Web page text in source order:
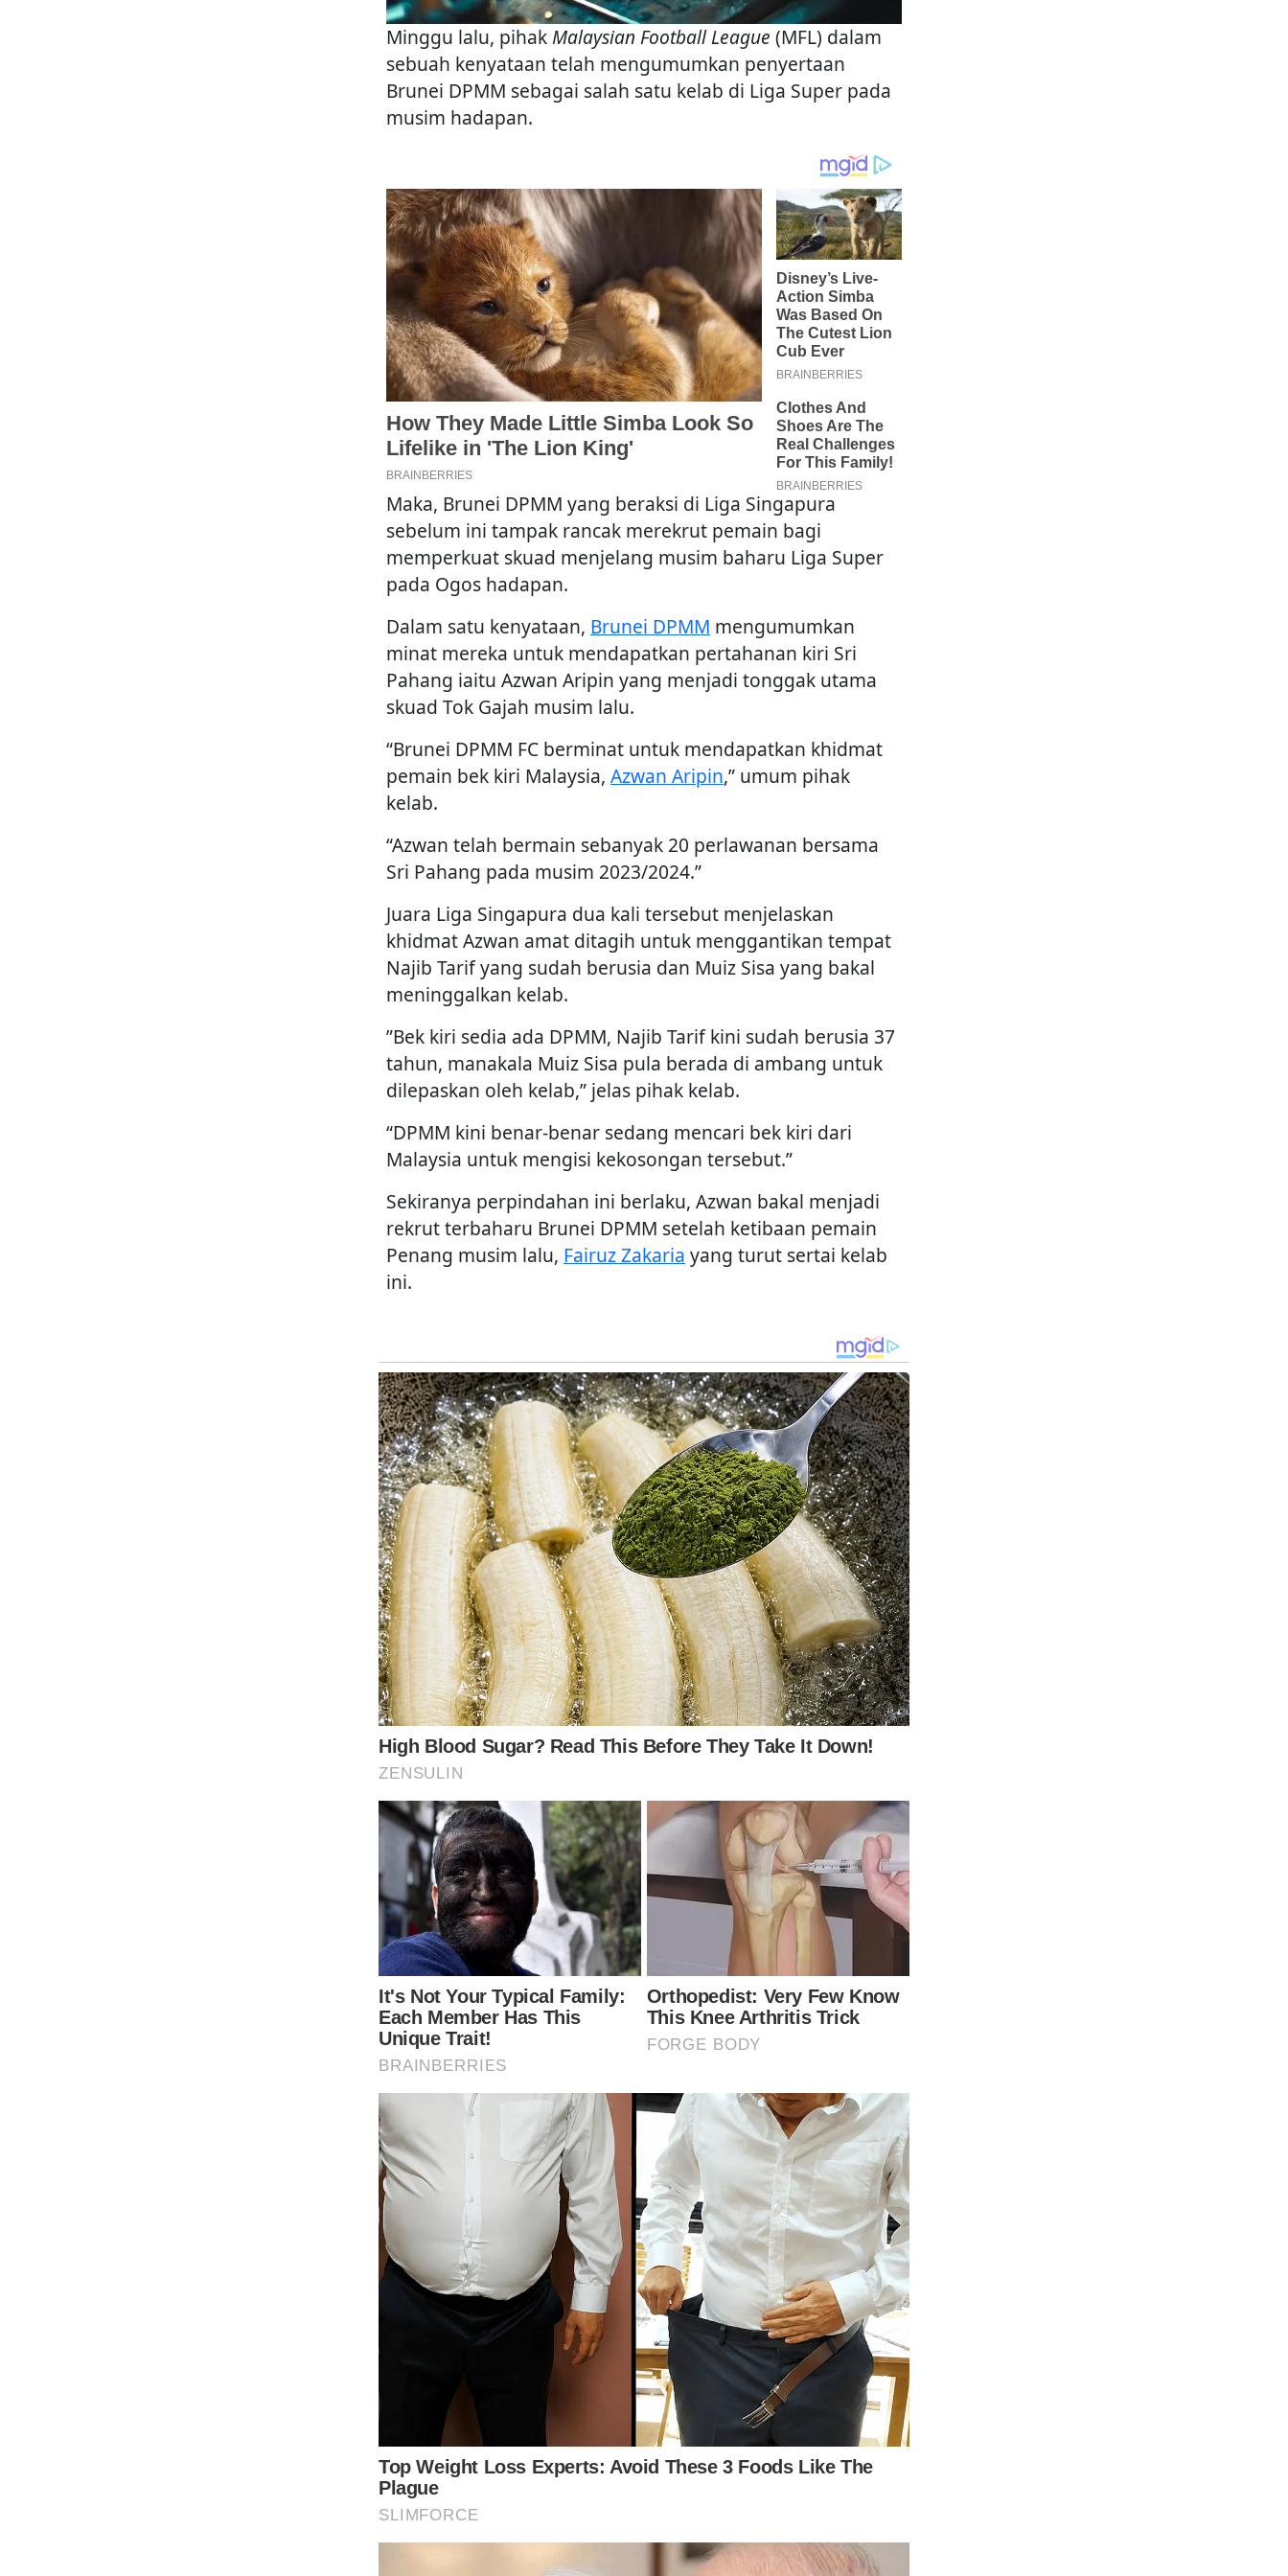
Minggu lalu, pihakMalaysian Football League (MFL) dalam
sebuah kenyataan telah mengumumkan penyertaan
Brunei DPMM sebagai salah satu kelab di Liga Super pada
musim hadapan.
Maka, Brunei DPMM yang beraksi di Liga Singapura
sebelum ini tampak rancak merekrut pemain bagi
memperkuat skuad menjelang musim baharu Liga Super
pada Ogos hadapan.
Dalam satu kenyataan, Brunei DPMM mengumumkan
minat mereka untuk mendapatkan pertahanan kiri Sri
Pahang iaitu Azwan Aripin yang menjadi tonggak utama
skuad Tok Gajah musim lalu.
“Brunei DPMM FC berminat untuk mendapatkan khidmat
pemain bek kiri Malaysia, Azwan Aripin,” umum pihak
kelab.
“Azwan telah bermain sebanyak 20 perlawanan bersama
Sri Pahang pada musim 2023/2024.”
Juara Liga Singapura dua kali tersebut menjelaskan
khidmat Azwan amat ditagih untuk menggantikan tempat
Najib Tarif yang sudah berusia dan Muiz Sisa yang bakal
meninggalkan kelab.
”Bek kiri sedia ada DPMM, Najib Tarif kini sudah berusia 37
tahun, manakala Muiz Sisa pula berada di ambang untuk
dilepaskan oleh kelab,” jelas pihak kelab.
“DPMM kini benar-benar sedang mencari bek kiri dari
Malaysia untuk mengisi kekosongan tersebut.”
Sekiranya perpindahan ini berlaku, Azwan bakal menjadi
rekrut terbaharu Brunei DPMM setelah ketibaan pemain
Penang musim lalu, Fairuz Zakaria yang turut sertai kelab
ini.